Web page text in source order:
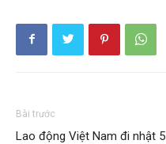
Bài trước
Lao động Việt Nam đi nhật 5